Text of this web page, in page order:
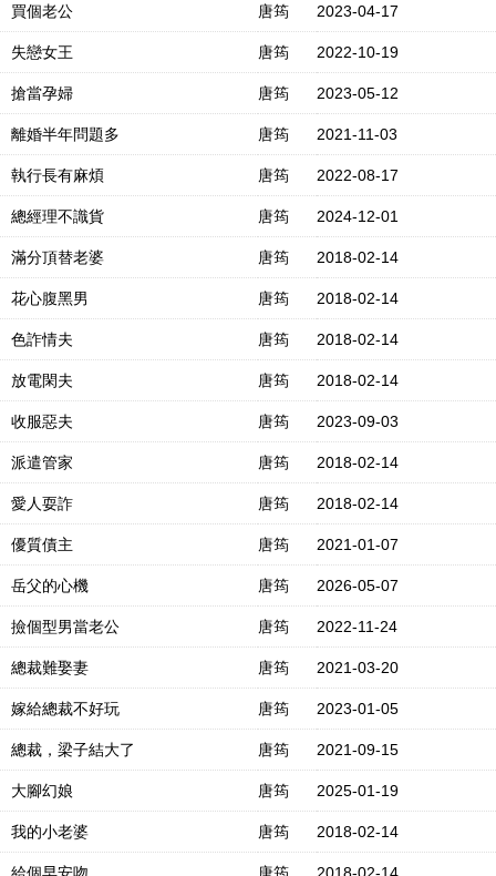
買個老公 唐筠 2023-04-17
失戀女王 唐筠 2022-10-19
搶當孕婦 唐筠 2023-05-12
離婚半年問題多 唐筠 2021-11-03
執行長有麻煩 唐筠 2022-08-17
總經理不識貨 唐筠 2024-12-01
滿分頂替老婆 唐筠 2018-02-14
花心腹黑男 唐筠 2018-02-14
色詐情夫 唐筠 2018-02-14
放電閑夫 唐筠 2018-02-14
收服惡夫 唐筠 2023-09-03
派遣管家 唐筠 2018-02-14
愛人耍詐 唐筠 2018-02-14
優質債主 唐筠 2021-01-07
岳父的心機 唐筠 2026-05-07
撿個型男當老公 唐筠 2022-11-24
總裁難娶妻 唐筠 2021-03-20
嫁給總裁不好玩 唐筠 2023-01-05
總裁，梁子結大了 唐筠 2021-09-15
大腳幻娘 唐筠 2025-01-19
我的小老婆 唐筠 2018-02-14
給個早安吻 唐筠 2018-02-14